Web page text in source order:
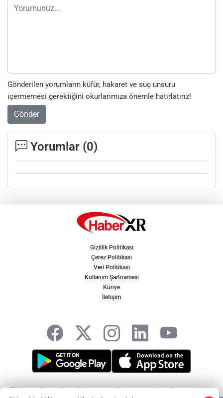
Gönderilen yorumların küfür, hakaret ve suç unsuru
içermemesi gerektiğini okurlarımıza önemle hatırlatırız!
Gönder
Yorumlar (0)
Gizlilik Politikası
Çerez Politikası
Veri Politikası
Kullanım Şartnamesi
Künye
İletişim
Türkiye ve dünya gündeminden son dakika haberler, ekonomi, spor, magazin